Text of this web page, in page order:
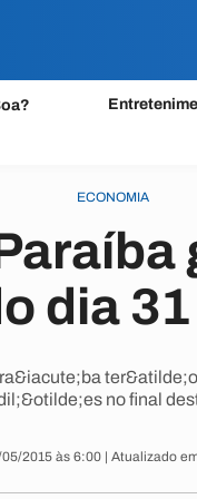
ECONOMIA
dia
no final
2015 às 6:00 | Atualizado